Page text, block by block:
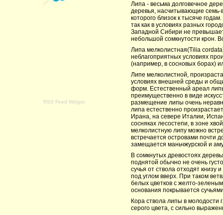
RSS Feed Widget
Липа - весьма долговечное
деревья, насчитывающие семь-
которого близок к тысяче
так как в условиях разных
Западной Сибири не
небольшой сомкнутости крон.
Липа мелколистная(Tilia
неблагоприятных условиях
(например, в сосновых борах)
Липе мелколистной,
условиях внешней среды и
форм. Естественный ареал
преимущественно в виде
размещение липы очень
липа естественно
Ирана, на севере Италии,
сосняках лесостепи, в зоне
мелколистную липу можно
встречается островами почти
замещается маньчжурской и
В сомкнутых древостоях
поднятой обычно не очень
сучья от ствола отходят
под углом вверх. При таком
белых цветков с желто-
основания покрывается
Кора ствола липы в молодости
серого цвета, с сильно